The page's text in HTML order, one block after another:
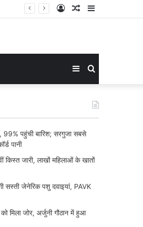
Random
Log
Search
for
Sidebar
99% पहुंची बारिश; सरगुजा सबसे
पानी
किस्त जारी, लाखों महिलाओं के खातों
सस्ती जेनेरिक पशु दवाइयां, PAVK
मिला जोर, अर्जुनी गौठान में हुआ